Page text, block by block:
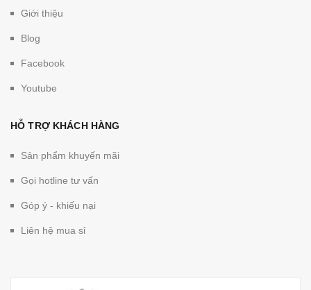
Giới thiệu
Blog
Facebook
Youtube
HỖ TRỢ KHÁCH HÀNG
Sản phẩm khuyến mãi
Gọi hotline tư vấn
Góp ý - khiếu nại
Liên hệ mua sỉ